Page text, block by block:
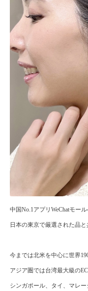
中国No.1アプリWeChatモー
日本の東京で厳選された品
今までは北米を中心に世界
アジア圏では台湾最大級のEC
シンガポール、タイ、マレ